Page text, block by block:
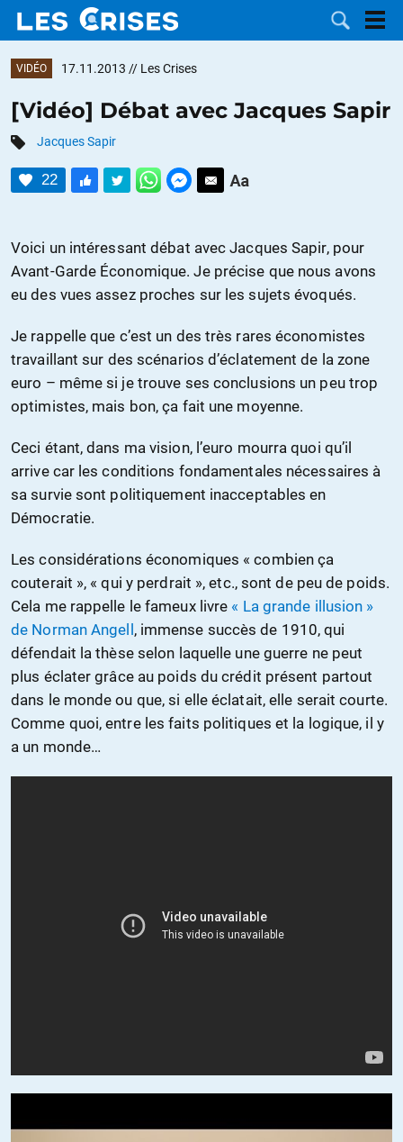
LES
MOTS CLÉS
NOUS
CONTACTER
FAIRE UN
DON
VIDÉO 17.11.2013 // Les Crises
[Vidéo] Débat avec Jacques Sapir
Jacques Sapir
22
Voici un intéressant débat avec Jacques Sapir, pour
Avant-Garde Économique. Je précise que nous avons
eu des vues assez proches sur les sujets évoqués.
Je rappelle que c’est un des très rares économistes
travaillant sur des scénarios d’éclatement de la zone
euro – même si je trouve ses conclusions un peu trop
optimistes, mais bon, ça fait une moyenne.
Ceci étant, dans ma vision, l’euro mourra quoi qu’il
arrive car les conditions fondamentales nécessaires à
sa survie sont politiquement inacceptables en
Démocratie.
Les considérations économiques « combien ça
couterait », « qui y perdrait », etc., sont de peu de poids.
Cela me rappelle le fameux livre « La grande illusion »
de Norman Angell , immense succès de 1910, qui
défendait la thèse selon laquelle une guerre ne peut
plus éclater grâce au poids du crédit présent partout
dans le monde ou que, si elle éclatait, elle serait courte.
Comme quoi, entre les faits politiques et la logique, il y
a un monde…